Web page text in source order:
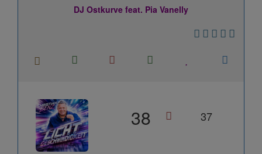
DJ Ostkurve feat. Pia Vanelly
38 37